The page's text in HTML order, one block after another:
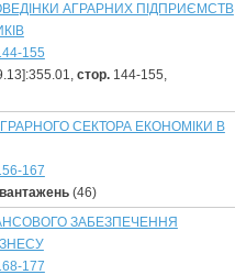
АГРАРНИХ ПІДПРИЄМСТВ
155
стор.144-155,
СЕКТОРА ЕКОНОМІКИ В
167
(46)
ЗАБЕЗПЕЧЕННЯ
177